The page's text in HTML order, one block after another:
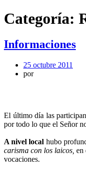
Categoría:
Informaciones
25 octubre 2011
por
El último día las
por todo lo que el Señor
A nivel local hubo
carisma con los laicos, en
vocaciones.